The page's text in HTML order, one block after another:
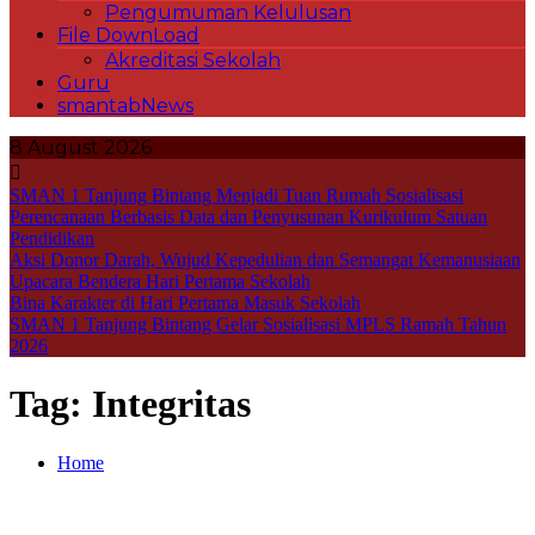
Pengumuman Kelulusan
File DownLoad
Akreditasi Sekolah
Guru
smantabNews
8 August 2026
SMAN 1 Tanjung Bintang Menjadi Tuan Rumah Sosialisasi
Perencanaan Berbasis Data dan Penyusunan Kurikulum Satuan
Pendidikan
Aksi Donor Darah, Wujud Kepedulian dan Semangat Kemanusiaan
Upacara Bendera Hari Pertama Sekolah
Bina Karakter di Hari Pertama Masuk Sekolah
SMAN 1 Tanjung Bintang Gelar Sosialisasi MPLS Ramah Tahun
2026
Tag: Integritas
Home